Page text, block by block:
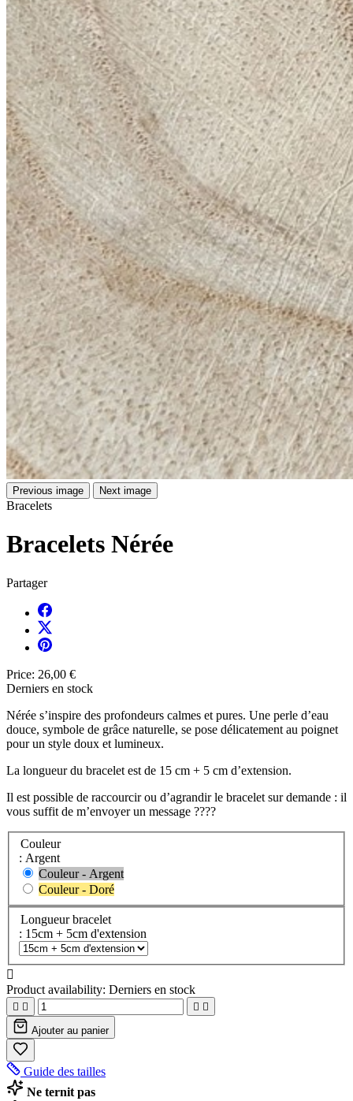
Previous image Next image
Bracelets
Bracelets Nérée
Partager
Price: 26,00 €
Derniers en stock
Nérée s’inspire des profondeurs calmes et pures. Une perle d’eau
douce, symbole de grâce naturelle, se pose délicatement au poignet
pour un style doux et lumineux.
La longueur du bracelet est de 15 cm + 5 cm d’extension.
Il est possible de raccourcir ou d’agrandir le bracelet sur demande : il
vous suffit de m’envoyer un message ????
Couleur
: Argent
Couleur - Argent
Couleur - Doré
Longueur bracelet
: 15cm + 5cm d'extension

Product availability: Derniers en stock
   
Ajouter au panier
Guide des tailles
Ne ternit pas